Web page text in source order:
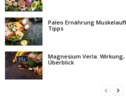
Paleo Ernährung
Tipps
Magnesium Verla:
Überblick